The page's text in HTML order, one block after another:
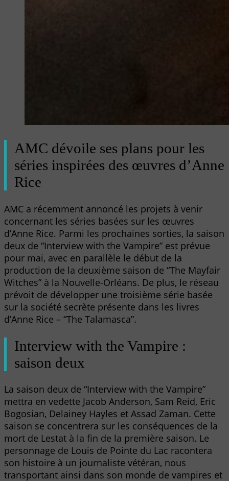
AMC dévoile ses plans pour les
séries inspirées des œuvres d’Anne
Rice
AMC a récemment annoncé les projets à venir
concernant les séries basées sur les œuvres
d’Anne Rice. Parmi les prochaines sorties, la saison
deux de “Interview with the Vampire” est prévue
pour mai, avec en parallèle le début de la
production de la deuxième saison de “The Mayfair
Witches” à la Nouvelle-Orléans. De plus, le réseau
prévoit de développer une troisième série basée
sur la société secrète présente dans les livres
d’Anne Rice – “The Talamasca”.
Interview with the Vampire :
saison deux
La saison deux de “Interview with the Vampire”
mettra en vedette Jacob Anderson, Sam Reid, Eric
Bogosian, Delainey Hayles et Assad Zaman. Cette
saison se concentrera sur les conséquences de la
mort de Lestat à la fin de la première saison. Le
personnage de Louis de Pointe du Lac racontera
son histoire à un journaliste vétéran, nous
transportant ainsi dans son monde de vampires et